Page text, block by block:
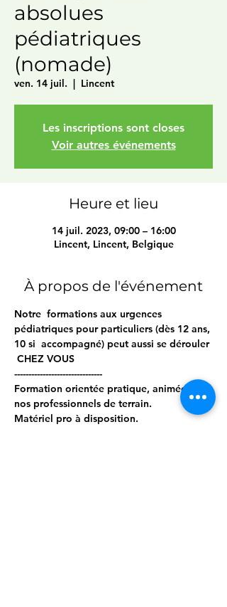
absolues
pédiatriques
(nomade)
ven. 14 juil.
  |
Lincent
Les inscriptions sont closes
Voir autres événements
Heure et lieu
14 juil. 2023, 09:00 – 16:00
Lincent, Lincent, Belgique
À propos de l'événement
Notre  formations aux urgences
pédiatriques pour particuliers (dès 12 ans,
10 si  accompagné) peut aussi se dérouler
CHEZ VOUS
-------------------------------
Formation orientée pratique, animée par
nos professionnels de terrain.
Matériel pro à disposition.